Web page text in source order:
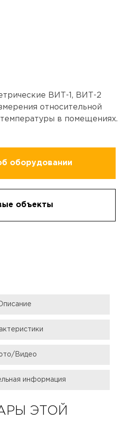
ВИТ-1, ВИТ-2
относительной
в помещениях.
оборудовании
объекты
Видео
информация
ЭТОЙ